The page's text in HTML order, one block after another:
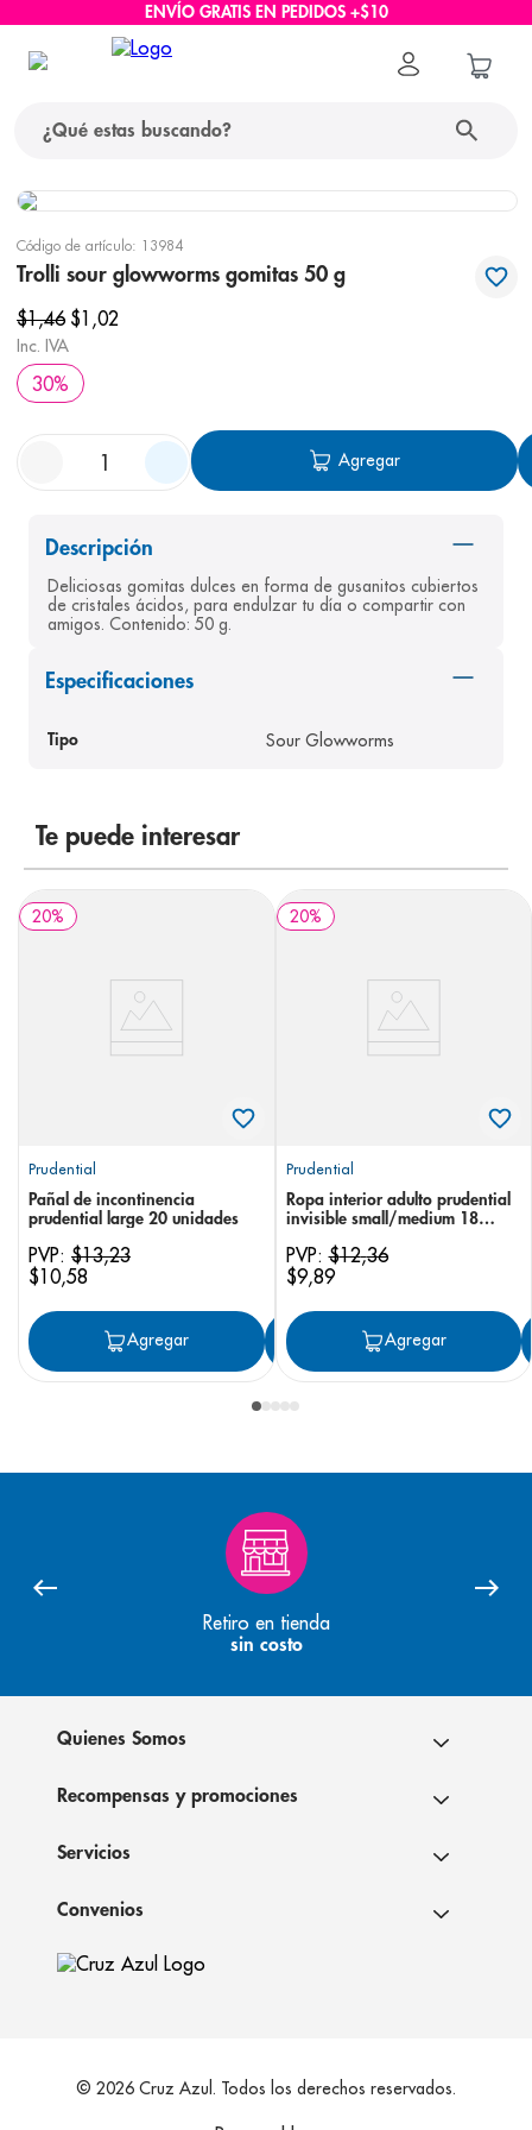
ENVÍO GRATIS EN PEDIDOS +$10
Código de artículo: 13984
Trolli sour glowworms gomitas 50 g
$1,46 $1 ,02
Inc. IVA
30%
Agregar
Descripción
Deliciosas gomitas dulces en forma de gusanitos cubiertos
de cristales ácidos, para endulzar tu día o compartir con
amigos. Contenido: 50 g.
Especificaciones
Tipo Sour Glowworms
Te puede interesar
20%
Prudential
Pañal de incontinencia
prudential large 20 unidades
PVP: $13,23
$10,58
Agregar Agregar
20%
Prudential
Ropa interior adulto prudential
invisible small/medium 18
PVP:$12,36
$9,89
Agregar
Retiro en tienda
sin costo
Quienes Somos
Recompensas y promociones
Servicios
Convenios
© 2026 Cruz Azul. Todos los derechos reservados.
términos más buscados
1 protector solar
2. pañales
3.
4. cerave
5. nivea
shampoo
8. panolini
9. pediasure